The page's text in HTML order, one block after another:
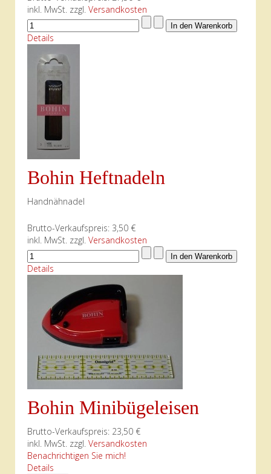
inkl. MwSt. zzgl. Versandkosten
Details
Bohin Heftnadeln
Handnähnadel
Brutto-Verkaufspreis: 3,50 €
inkl. MwSt. zzgl. Versandkosten
Details
Bohin Minibügeleisen
Brutto-Verkaufspreis: 23,50 €
inkl. MwSt. zzgl. Versandkosten
Benachrichtigen Sie mich!
Details